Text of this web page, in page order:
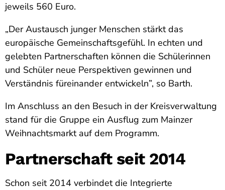
jeweils 560 Euro.
„Der Austausch junger Menschen stärkt das
europäische Gemeinschaftsgefühl. In echten und
gelebten Partnerschaften können die Schülerinnen
und Schüler neue Perspektiven gewinnen und
Verständnis füreinander entwickeln”, so Barth.
Im Anschluss an den Besuch in der Kreisverwaltung
stand für die Gruppe ein Ausflug zum Mainzer
Weihnachtsmarkt auf dem Programm.
Partnerschaft seit 2014
Schon seit 2014 verbindet die Integrierte